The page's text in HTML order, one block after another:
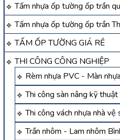
Tấm nhựa ốp tường ốp trần
Tấm nhựa ốp tường ốp trần
TẤM ỐP TƯỜNG GIÁ RẺ
THI CÔNG CÔNG NGHIỆP
Rèm nhựa PVC - Màn
Thi công sàn nâng kỹ
Thi công vách nhựa nhà
Trần nhôm - Lam nhôm